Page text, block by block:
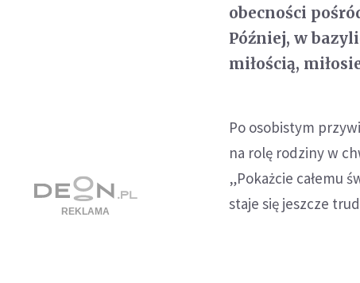
obecności
Później, w
miłością,
Po osobistym
na rolę rodziny w
„Pokażcie całemu
staje się jeszcze